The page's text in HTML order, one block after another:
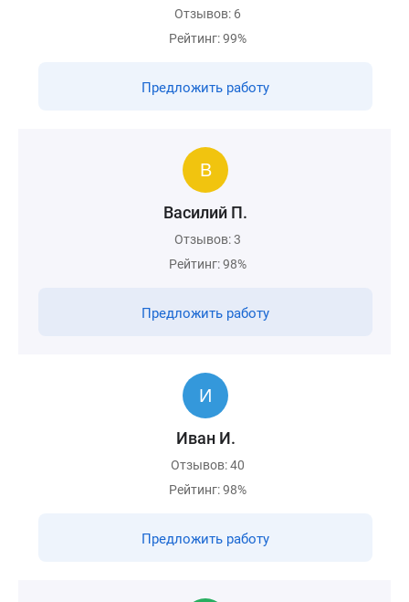
Отзывов: 6
Рейтинг: 99%
Предложить работу
Василий П.
Отзывов: 3
Рейтинг: 98%
Предложить работу
Иван И.
Отзывов: 40
Рейтинг: 98%
Предложить работу